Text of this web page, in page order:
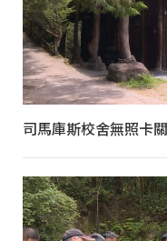
司馬庫斯校舍無照卡